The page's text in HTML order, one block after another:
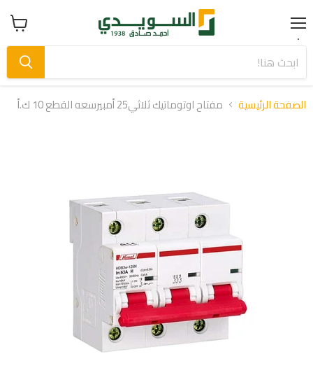
Menu عرض
سلة
الصفحة الرئيسية مفتاح اوتوماتيك ثلاثي25 أمبيرسعه القطع 10 ك.أ